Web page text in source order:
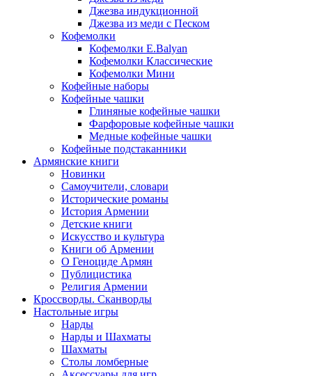
Джезва индукционной
Джезва из меди с Песком
Кофемолки
Кофемолки E.Balyan
Кофемолки Классические
Кофемолки Мини
Кофейные наборы
Кофейные чашки
Глиняные кофейные чашки
Фарфоровые кофейные чашки
Медные кофейные чашки
Кофейные подстаканники
Армянские книги
Новинки
Самоучители, словари
Исторические романы
История Армении
Детские книги
Иcкусство и культура
Книги об Армении
О Геноциде Армян
Публицистика
Религия Армении
Кроссворды. Сканворды
Настольные игры
Нарды
Нарды и Шахматы
Шахматы
Столы ломберные